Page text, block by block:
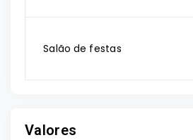
Salão de festas
Valores